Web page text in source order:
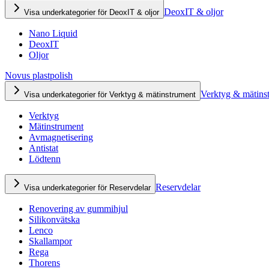
Visa underkategorier för DeoxIT & oljor DeoxIT & oljor
Nano Liquid
DeoxIT
Oljor
Novus plastpolish
Visa underkategorier för Verktyg & mätinstrument Verktyg &
Verktyg
Mätinstrument
Avmagnetisering
Antistat
Lödtenn
Visa underkategorier för Reservdelar Reservdelar
Renovering av gummihjul
Silikonvätska
Lenco
Skallampor
Rega
Thorens